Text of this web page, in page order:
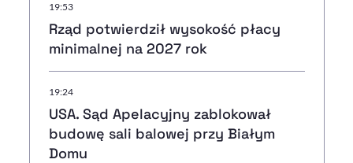
19:53
Rząd potwierdził wysokość płacy
minimalnej na 2027 rok
19:24
USA. Sąd Apelacyjny zablokował
budowę sali balowej przy Białym
Domu